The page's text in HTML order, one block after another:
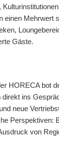
einen Mehrwert
Gäste.
HORECA bot
direkt ins
neue
Perspektiven:
von